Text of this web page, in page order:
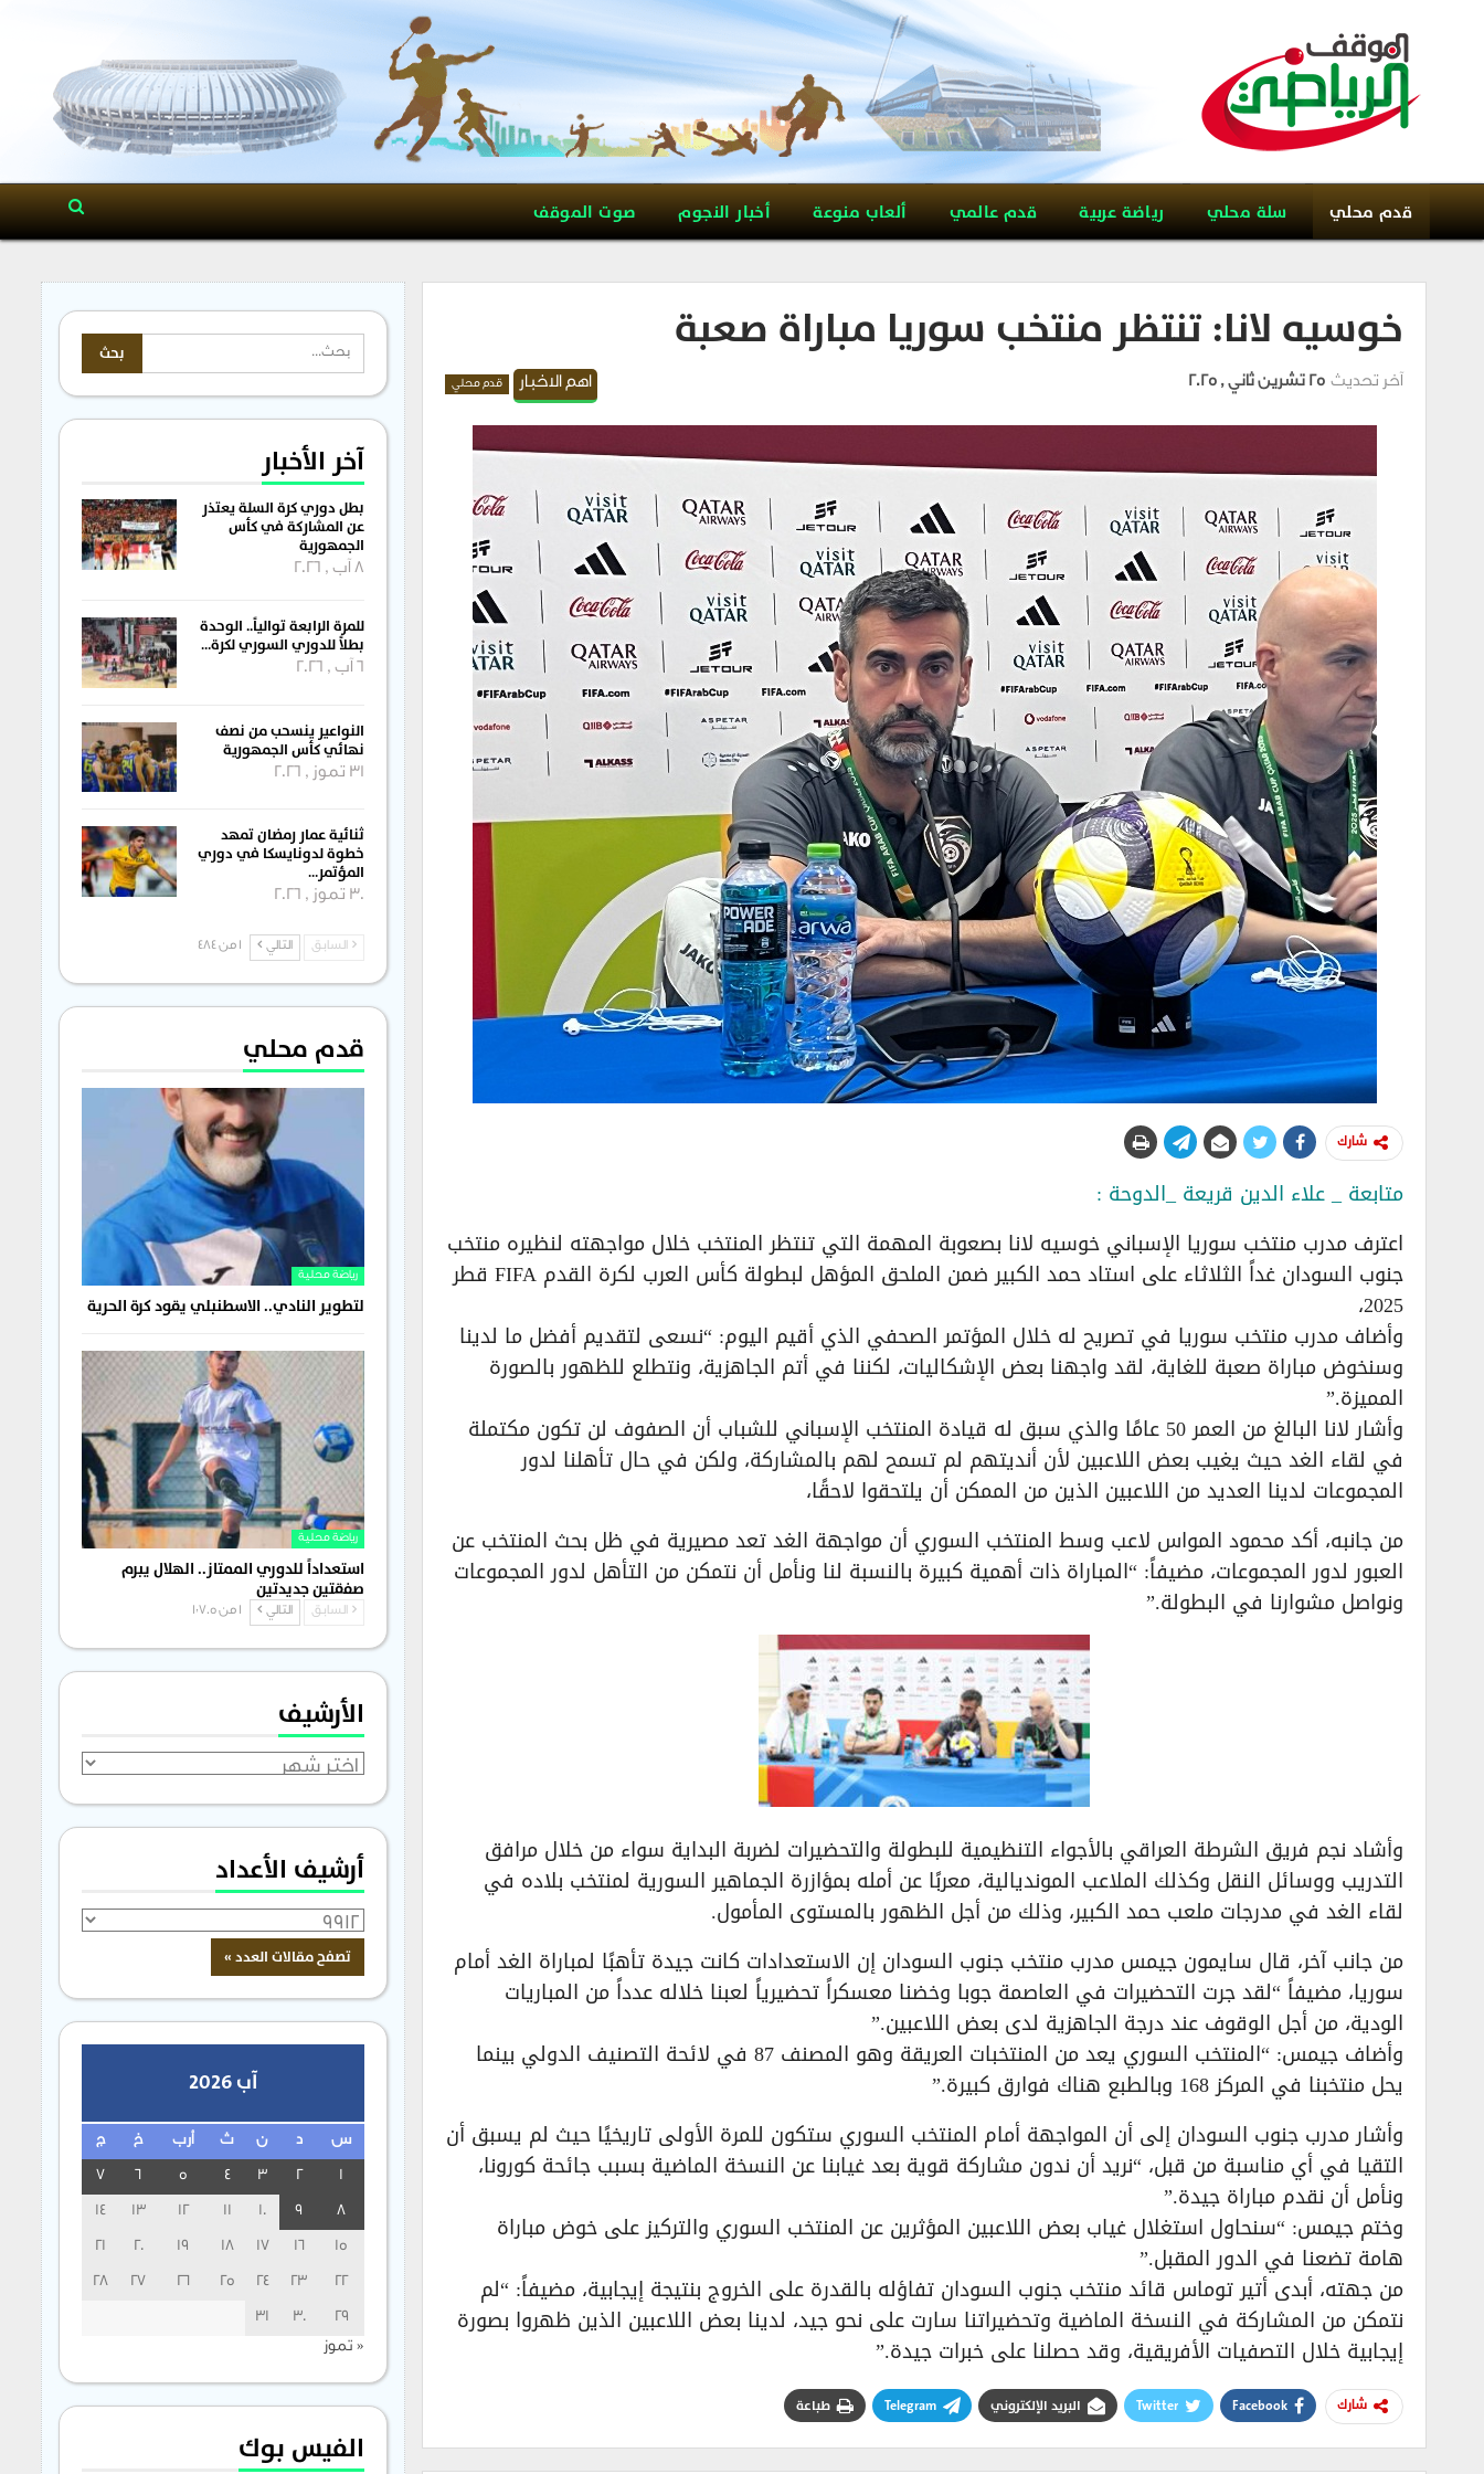
قدم محلي سلة محلي رياضة عربية قدم عالمي ألعاب منوعة أخبار النجوم صوت الموقف
خوسيه لانا: تنتظر منتخب سوريا مباراة صعبة
اهم الاخبار قدم محلي آخر تحديث 25 تشرين ثاني , 2025
شارك
متابعة _ علاء الدين قريعة _الدوحة :
اعترف مدرب منتخب سوريا الإسباني خوسيه لانا بصعوبة المهمة التي تنتظر المنتخب خلال مواجهته لنظيره منتخب
جنوب السودان غداً الثلاثاء على استاد حمد الكبير ضمن الملحق المؤهل لبطولة كأس العرب لكرة القدم FIFA قطر
2025،
​وأضاف مدرب منتخب سوريا في تصريح له خلال المؤتمر الصحفي الذي أقيم اليوم: “نسعى لتقديم أفضل ما لدينا
وسنخوض مباراة صعبة للغاية، لقد واجهنا بعض الإشكاليات، لكننا في أتم الجاهزية، ونتطلع للظهور بالصورة
المميزة.”
​وأشار لانا البالغ من العمر 50 عامًا والذي سبق له قيادة المنتخب الإسباني للشباب أن الصفوف لن تكون مكتملة
في لقاء الغد حيث يغيب بعض اللاعبين لأن أنديتهم لم تسمح لهم بالمشاركة، ولكن في حال تأهلنا لدور
المجموعات لدينا العديد من اللاعبين الذين من الممكن أن يلتحقوا لاحقًا،
​من جانبه، أكد محمود المواس لاعب وسط المنتخب السوري أن مواجهة الغد تعد مصيرية في ظل بحث المنتخب عن
العبور لدور المجموعات، مضيفاً: “المباراة ذات أهمية كبيرة بالنسبة لنا ونأمل أن نتمكن من التأهل لدور المجموعات
ونواصل مشوارنا في البطولة.”
​وأشاد نجم فريق الشرطة العراقي بالأجواء التنظيمية للبطولة والتحضيرات لضربة البداية سواء من خلال مرافق
التدريب ووسائل النقل وكذلك الملاعب المونديالية، معربًا عن أمله بمؤازرة الجماهير السورية لمنتخب بلاده في
لقاء الغد في مدرجات ملعب حمد الكبير، وذلك من أجل الظهور بالمستوى المأمول.
​من جانب آخر، قال سايمون جيمس مدرب منتخب جنوب السودان إن الاستعدادات كانت جيدة تأهبًا لمباراة الغد أمام
سوريا، مضيفاً “لقد جرت التحضيرات في العاصمة جوبا وخضنا معسكراً تحضيرياً لعبنا خلاله عدداً من المباريات
الودية، من أجل الوقوف عند درجة الجاهزية لدى بعض اللاعبين.”
​وأضاف جيمس: “المنتخب السوري يعد من المنتخبات العريقة وهو المصنف 87 في لائحة التصنيف الدولي بينما
يحل منتخبنا في المركز 168 وبالطبع هناك فوارق كبيرة.”
​وأشار مدرب جنوب السودان إلى أن المواجهة أمام المنتخب السوري ستكون للمرة الأولى تاريخيًا حيث لم يسبق أن
التقيا في أي مناسبة من قبل، “نريد أن ندون مشاركة قوية بعد غيابنا عن النسخة الماضية بسبب جائحة كورونا،
ونأمل أن نقدم مباراة جيدة.”
​وختم جيمس: “سنحاول استغلال غياب بعض اللاعبين المؤثرين عن المنتخب السوري والتركيز على خوض مباراة
هامة تضعنا في الدور المقبل.”
​من جهته، أبدى أتير توماس قائد منتخب جنوب السودان تفاؤله بالقدرة على الخروج بنتيجة إيجابية، مضيفاً: “لم
نتمكن من المشاركة في النسخة الماضية وتحضيراتنا سارت على نحو جيد، لدينا بعض اللاعبين الذين ظهروا بصورة
إيجابية خلال التصفيات الأفريقية، وقد حصلنا على خبرات جيدة.”
شارك Facebook
Twitter البريد الإلكتروني Telegram طباعة
آخر الأخبار
بطل دوري كرة السلة يعتذر
عن المشاركة في كأس
الجمهورية
8 آب , 2026
للمرة الرابعة توالياً.. الوحدة
بطلاً للدوري السوري لكرة…
6 آب , 2026
النواعير ينسحب من نصف
نهائي كأس الجمهورية
31 تموز , 2026
ثنائية عمار رمضان تمهد
خطوة لدونايسكا في دوري
المؤتمر…
30 تموز , 2026
السابق التالي 1 من 484
قدم محلي
رياضة محلية
لتطوير النادي.. الاسطنبلي يقود كرة الحرية
رياضة محلية
استعداداً للدوري الممتاز.. الهلال يبرم
صفقتين جديدتين
السابق التالي 1 من 1٬705
الأرشيف
الأرشيف
أرشيف الأعداد
آب 2026
س د ن ث أرب خ ج
1
2
3
4
5
6
7
8
9
10
11
12
13
14
15
16
17
18
19
20
21
22
23
24
25
26
27
28
29
30
31
« تموز
الفيس بوك